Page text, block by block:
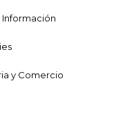
y Comercio